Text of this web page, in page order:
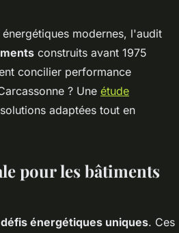
modernes, l'audit
construits avant 1975
concilier performance
? Une étude
adaptées tout en
pour les bâtiments
défis énergétiques uniques. Ces